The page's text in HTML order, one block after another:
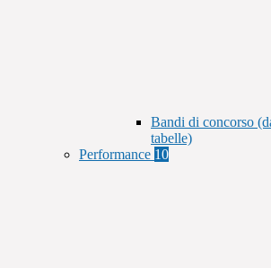
Bandi di concorso
tabelle)
Performance 10